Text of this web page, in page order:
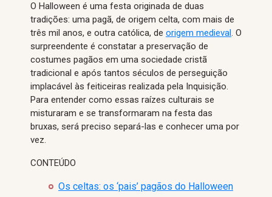
O Halloween é uma festa originada de duas
tradições: uma pagã, de origem celta, com mais de
três mil anos, e outra católica, de origem medieval. O
surpreendente é constatar a preservação de
costumes pagãos em uma sociedade cristã
tradicional e após tantos séculos de perseguição
implacável às feiticeiras realizada pela Inquisição.
Para entender como essas raízes culturais se
misturaram e se transformaram na festa das
bruxas, será preciso separá-las e conhecer uma por
vez.
CONTEÚDO
Os celtas: os ‘pais’ pagãos do Halloween